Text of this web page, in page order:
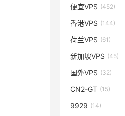
便宜VPS (452)
香港VPS (144)
荷兰VPS (61)
新加坡VPS (45)
国外VPS (32)
CN2-GT (15)
9929 (14)